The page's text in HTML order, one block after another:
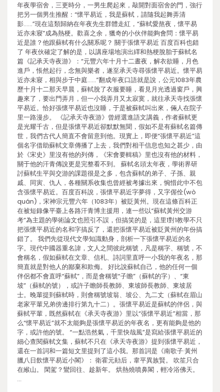
年夜學宿舍，三更時分，一男生爬起來，敲開對面宿舍的門，強行
把另一個男生推醒：“懷平易近，我是蘇軾，請隨我起舞弄清
影……”現在這類歸納在年夜先生群體走紅，“蘇軾愛熬夜，懷平易
近亦未寢”成為熱梗。歡喜之余，獵奇的小伙伴能夠會問：懷平易
近是誰？他跟蘇軾有什么關系呢？ 關于張懷平易近 百度百科也錯
了 年夜伙確定了解的是，以講座場地演出繹和熱梗脫胎于蘇軾名
篇《記承天寺夜游》：“元豐六年十月十二晝夜，解衣欲睡，月色
進戶，悵然起行，念無與樂者，遂至承天寺尋張懷平易近。懷平易
近亦未寢，相與步于中庭……”翻成年夜口語就是說，公元1083年農
歷十月十二那天早晨，蘇軾脫了衣服要睡，看見月光透過窗戶，興
趣來了，要出門弄月，但一小我弄月又太寂寞，就往承天寺找張懷
平易近。恰好張懷平易近也沒睡，于是被蘇軾叫出來，倆人在院子
里一路漫步。 《記承天寺夜游》曾經選進語文講義，作者蘇軾更
是光耀千古，但是張懷平易近卻默默無聞，假如不是有蘇軾名篇傳
世，我們古代人簡直不會留意到他。現實上，即便“張懷平易近”這
個名字借助蘇軾文章傳播了上去，我們對相干信息也知之甚少，由
於《宋史》里沒有他的列傳，《宋會要輯稿》里也沒有他的材料，
關于他的汗青傳說更是完整看不到。 蘇軾名頭太年夜，學術界研
討蘇軾生平與交游的課題很是之多，包含蘇軾的弟子、子孫、親
戚、同寅、仇人，各種關系收集也曾經被考據出來，惋惜此中不包
含張懷平易近。百度百科說，張懷平易近字夢得，又字偓佺(wò
quán)，宋神宗元豐六年（1083年）被貶黃州。現在這條百科正
在被短錄像平臺上各路汗青博主援用，連一些以“蘇軾黃州交游
考”為主題的學術論文也照引不誤，但搞笑的是，這里1對1教學不只
把張懷平易近的名和字搞反了，還把張懷平易近被貶黃州的年份搞
錯了。 我們先從現代文學知識動身，剖析一下張懷平易近的名
字。現代中國器重名諱，文人之間彼此稱號，凡是稱字、稱號，不
會稱名，假如蘇軾在文章、信札、詩詞里直呼一小我的年夜名，那
簡直就是對他人的鄙棄和欺侮。 好比說蘇軾自己，他的任何一個
伴侶都不會直呼“蘇軾”，而是會稱號“子瞻”（蘇軾的字）、“東
坡”（蘇軾的號），或許子瞻師長教師、東坡師長教師、東坡居
士。晚輩提到蘇軾時，則會稱號坡翁、坡公、九二丈（蘇軾在眉山
老家平輩兄弟傍邊排行第九十二）。張懷平易近是蘇軾的伴侶，與
蘇軾平輩，既然蘇軾在《承天寺夜游》里以“張懷平易近”相當，那
么“懷平易近”就不太能夠是張懷平易近的年夜名，更有能夠是他的
字，或許他的號。 “一點浩然氣，千里快哉風”是寫給張懷平易近的
細心查閱蘇軾文集，蘇軾不只在《承天寺夜游》提到張懷平易近，
還在一首詞和一篇短文里提到了這小我。那首詞是《南歌子·黃州
臘八日飲懷平易近小閣》： 衛霍元勛后，韋平異族賢。 吹笙只合
在緱山。 閑駕？鸞回往、趁新年。 烘熱燒噴鼻閣，輕冷浴佛天。
…